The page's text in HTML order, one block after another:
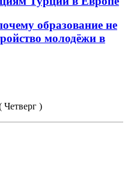
образование не
молодёжи в
Четверг )